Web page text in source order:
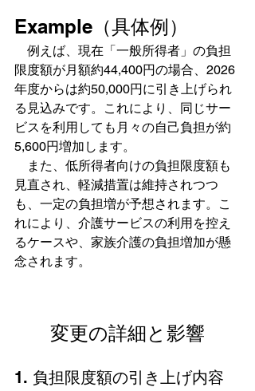
Example（具体例）
例えば、現在「一般所得者」の負担
限度額が月額約44,400円の場合、2026
年度からは約50,000円に引き上げられ
る見込みです。これにより、同じサー
ビスを利用しても月々の自己負担が約
5,600円増加します。
また、低所得者向けの負担限度額も
見直され、軽減措置は維持されつつ
も、一定の負担増が予想されます。こ
れにより、介護サービスの利用を控え
るケースや、家族介護の負担増加が懸
念されます。
変更の詳細と影響
1. 負担限度額の引き上げ内容